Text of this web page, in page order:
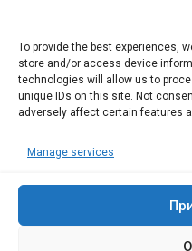
To provide the best experiences,
store and/or access device
technologies will allow us to
unique IDs on this site. Not
adversely affect certain features
Manage services
Административен съд
Областна
ОДМВР Ловеч
Окръжен съд Ловеч